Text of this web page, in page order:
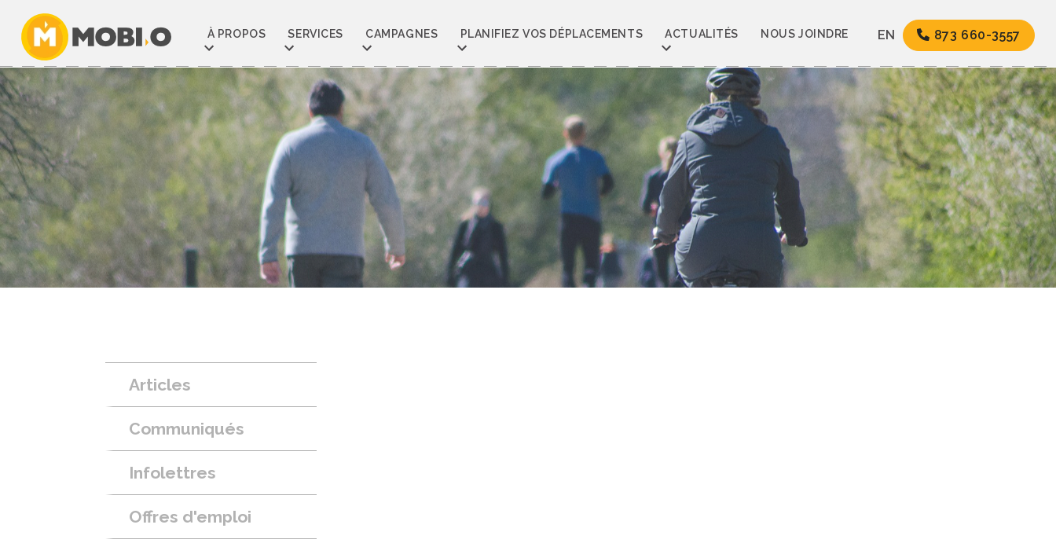
contenu
À PROPOS SERVICES CAMPAGNES PLANIFIEZ VOS DÉPLACEMENTS ACTUALITÉS NOUS JOINDRE EN 873 660-3557
Articles
Communiqués
Infolettres
Offres d'emploi